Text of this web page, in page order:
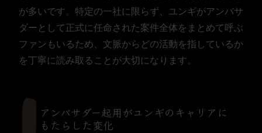
が多いです。特定の一社に限らず、ユンギがアンバサ
ダーとして正式に任命された案件全体をまとめて呼ぶ
ファンもいるため、文脈からどの活動を指しているか
を丁寧に読み取ることが大切になります。
アンバサダー起用がユンギのキャリアに
もたらした変化